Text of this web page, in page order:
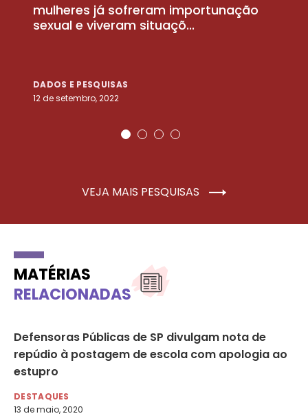
mulheres já sofreram importunação
sexual e viveram situaçõ...
DADOS E PESQUISAS
12 de setembro, 2022
VEJA MAIS PESQUISAS
MATÉRIAS
RELACIONADAS
Defensoras Públicas de SP divulgam nota de
repúdio à postagem de escola com apologia ao
estupro
DESTAQUES
13 de maio, 2020